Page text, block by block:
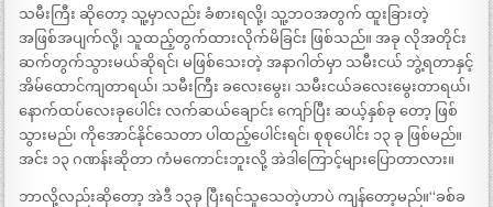
သမီးကြီး ဆိုတော့ သူ့မှာလည်း ခံစားရလို့၊ သူ့ဘဝအတွက် ထူးခြားတဲ့
အဖြစ်အပျက်လို့၊ သူထည့်တွက်ထားလိုက်မိခြင်း ဖြစ်သည်။ အခု လိုအတိုင်း
ဆက်တွက်သွားမယ်ဆိုရင်၊ မဖြစ်သေးတဲ့ အနာဂါတ်မှာ သမီးငယ် ဘွဲ့ရတာနှင့်
အိမ်ထောင်ကျတာရယ်၊ သမီးကြီး ခလေးမွေး၊ သမီးငယ်ခလေးမွေးတာရယ်၊
နောက်ထပ်လေးခုပေါင်း လက်ဆယ်ချောင်း ကျော်ပြီး ဆယ့်နှစ်ခု တော့ ဖြစ်
သွားမည်၊ ကိုအောင်နိုင်သေတာ ပါထည့်ပေါင်းရင်၊ စုစုပေါင်း ၁၃ ခု ဖြစ်မည်။
အင်း ၁၃ ဂဏန်းဆိုတာ ကံမကောင်းဘူးလို့ အဲဒါကြောင့်များပြောတာလား။
ဘာလို့လည်းဆိုတော့ အဲဒီ ၁၃ခု ပြီးရင်သူသေတဲ့ဟာပဲ ကျန်တော့မည်။“ခစ်ခ